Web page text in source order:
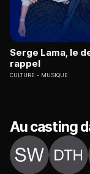
Serge Lama, le
rappel
CULTURE MUSIQUE
Au casting